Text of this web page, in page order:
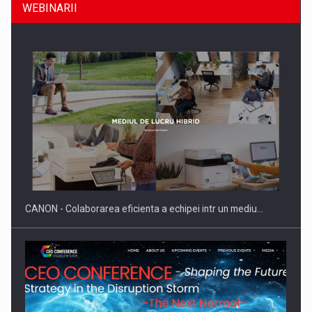
Producatorii si comerciantii care nu se supun noilor
reglementari…
WEBINARII
CANON - Colaborarea eficienta a echipei intr un mediu…